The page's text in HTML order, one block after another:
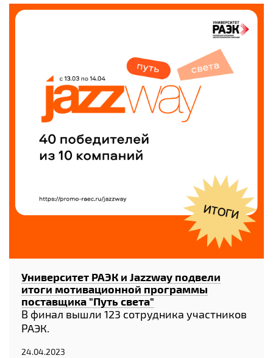
Университет РАЭК и Jazzway подвели
итоги мотивационной программы
поставщика "Путь света"
В финал вышли 123 сотрудника участников
РАЭК.
24.04.2023